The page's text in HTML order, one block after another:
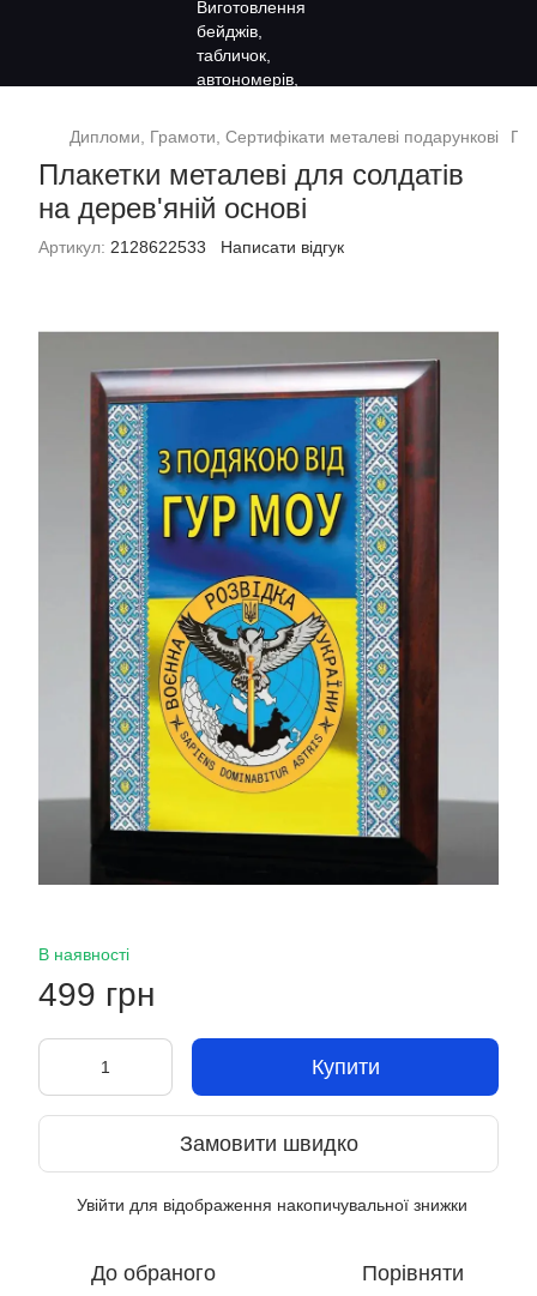
Дипломи, Грамоти, Сертифікати металеві подарункові
Плакетки металеві для солдатів
на дерев'яній основі
Артикул: 2128622533 Написати відгук
В наявності
499 грн
Купити
Замовити швидко
Увійти для відображення накопичувальної знижки
До обраного Порівняти